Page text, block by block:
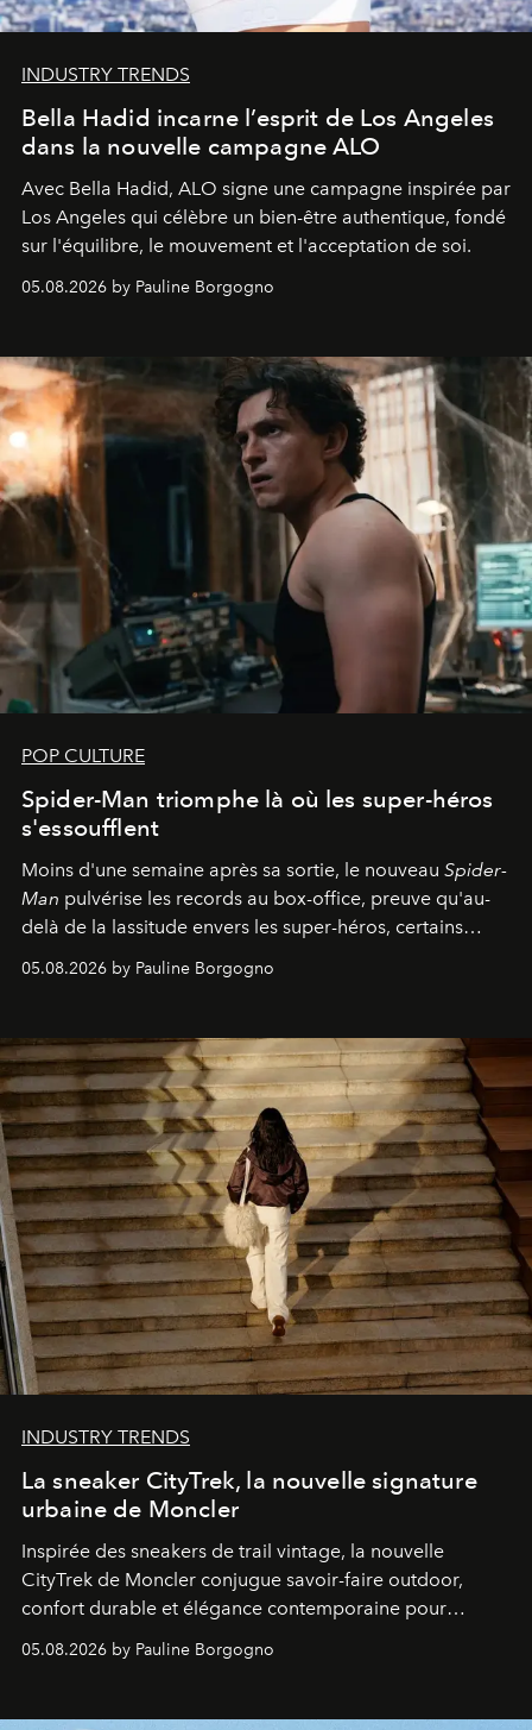
INDUSTRY TRENDS
Bella Hadid incarne l’esprit de Los Angeles
dans la nouvelle campagne ALO
Avec Bella Hadid, ALO signe une campagne inspirée par
Los Angeles qui célèbre un bien-être authentique, fondé
sur l'équilibre, le mouvement et l'acceptation de soi.
05.08.2026 by Pauline Borgogno
POP CULTURE
Spider-Man triomphe là où les super-héros
s'essoufflent
Moins d'une semaine après sa sortie, le nouveau Spider-
Man pulvérise les records au box-office, preuve qu'au-
delà de la lassitude envers les super-héros, certains
personnages continuent de susciter une ferveur intacte.
05.08.2026 by Pauline Borgogno
INDUSTRY TRENDS
La sneaker CityTrek, la nouvelle signature
urbaine de Moncler
Inspirée des sneakers de trail vintage, la nouvelle
CityTrek de Moncler conjugue savoir-faire outdoor,
confort durable et élégance contemporaine pour
accompagner les explorations du quotidien.
05.08.2026 by Pauline Borgogno